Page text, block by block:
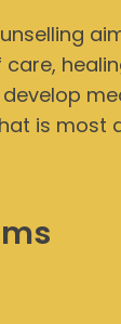
is most